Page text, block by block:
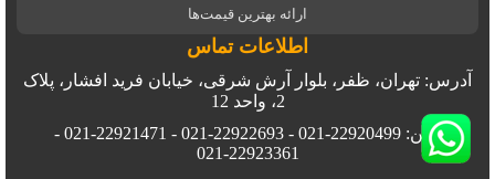
ارائه بهترین قیمت‌ها
اطلاعات تماس
آدرس: تهران، ظفر، بلوار آرش شرقی، خیابان فرید افشار، پلاک
2، واحد 12
تلفن: 22920499-021 - 22922693-021 - 22921471-021 -
22923361-021